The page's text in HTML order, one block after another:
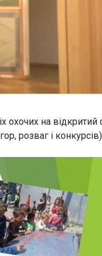
охочих на відкритий
розваг і